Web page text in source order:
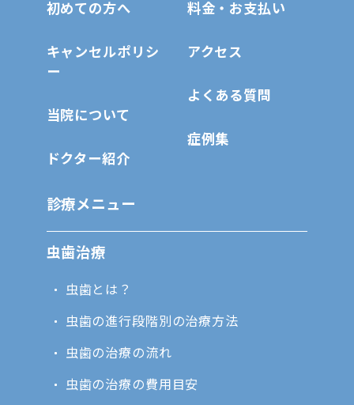
初めての方へ
キャンセルポリシ
ー
当院について
ドクター紹介
料金・お支払い
アクセス
よくある質問
症例集
診療メニュー
虫歯治療
虫歯とは？
虫歯の進行段階別の治療方法
虫歯の治療の流れ
虫歯の治療の費用目安